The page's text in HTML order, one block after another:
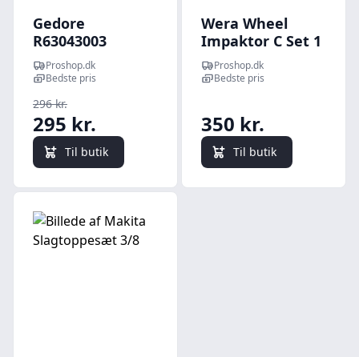
Gedore
R63043003
Slagtoppesæt
1/2" - 3 dele
Proshop.dk
Bedste pris
296 kr.
295 kr.
Til butik
Wera Wheel
Impaktor C Set 1
Socket set 1/2"
drive 3 pieces
Proshop.dk
Bedste pris
350 kr.
Til butik